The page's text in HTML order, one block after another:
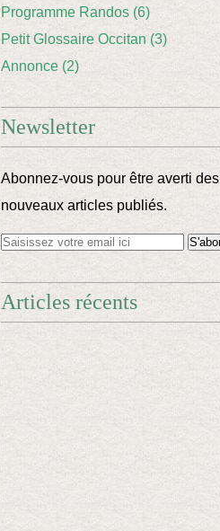
Programme Randos (6)
Petit Glossaire Occitan (3)
Annonce (2)
Newsletter
Abonnez-vous pour être averti des
nouveaux articles publiés.
Articles récents